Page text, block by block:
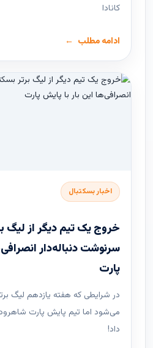
کانادا
ادامه مطلب
اخبار بسکتبال
خروج یک تیم دیگر از لیگ
سرنوشت دنباله‌دار
پارت
در شرایطی که هفته یازدهم لیگ
می‌شود اما تیم پایش پارت شاهرود
داد!